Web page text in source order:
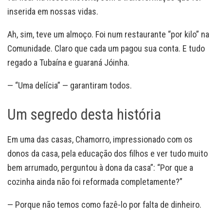
inserida em nossas vidas.
Ah, sim, teve um almoço. Foi num restaurante “por kilo” na
Comunidade. Claro que cada um pagou sua conta. E tudo
regado a Tubaína e guaraná Jóinha.
— “Uma delícia” — garantiram todos.
Um segredo desta história
Em uma das casas, Chamorro, impressionado com os
donos da casa, pela educação dos filhos e ver tudo muito
bem arrumado, perguntou à dona da casa”: “Por que a
cozinha ainda não foi reformada completamente?”
— Porque não temos como fazê-lo por falta de dinheiro.